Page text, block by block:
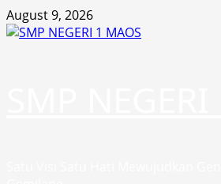
Skip
to
August 9, 2026